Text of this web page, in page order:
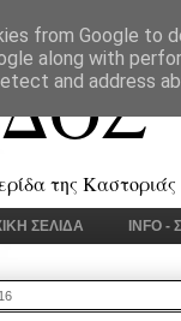
της Καστοριάς
ΣΕΛΙΔΑ INFO
from Google to
along with
and address